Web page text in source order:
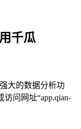
千瓜
大的数据分析功
访问网址“app.qian-